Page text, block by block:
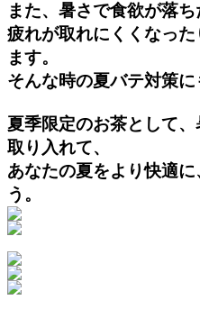
また、暑さで食欲が落ち
疲れが取れにくくなっ
ます。
そんな時の夏バテ対策に
夏季限定のお茶として
取り入れて、
あなたの夏をより快適
う。